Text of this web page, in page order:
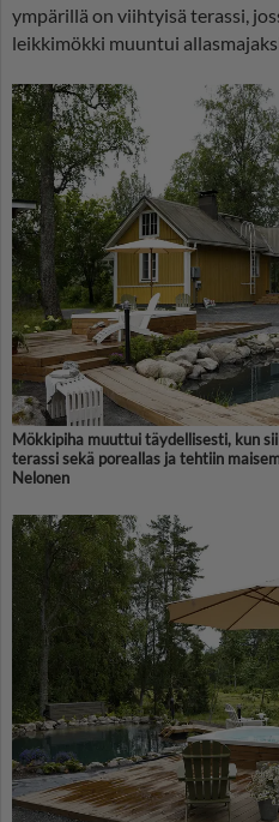
ympärillä on viihtyisä terassi,
leikkimökki muuntui
Mökkipiha muuttui täydellisesti, kun
terassi sekä poreallas ja tehtiin
Nelonen